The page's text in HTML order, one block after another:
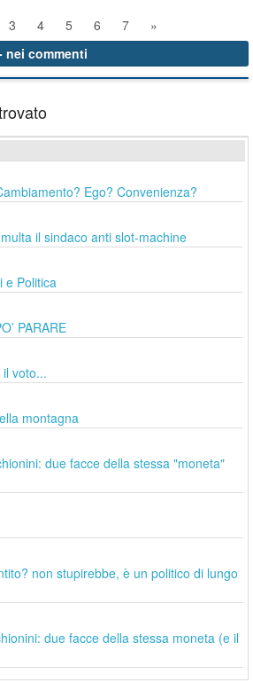
3 4 5 6 7
»
nei commenti
Ego? Convenienza?
il sindaco anti slot-machine
e Politica
PARARE
voto...
montagna
due facce della stessa "moneta"
non stupirebbe, è un politico di lungo
due facce della stessa moneta (e il